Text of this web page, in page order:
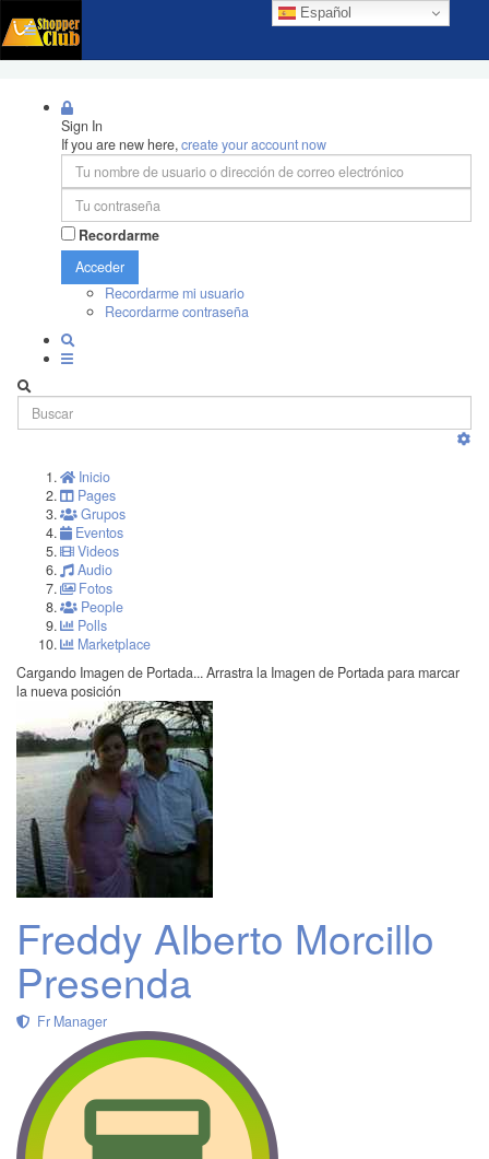
Español
Sign In
If you are new here,create your account now
Recordarme
Acceder
Recordarme mi usuario
Recordarme contraseña
Inicio
Pages
Grupos
Eventos
Videos
Audio
Fotos
People
Polls
Marketplace
Cargando Imagen de Portada... Arrastra la Imagen de Portada para marcar
la nueva posición
Freddy Alberto Morcillo
Presenda
Fr Manager